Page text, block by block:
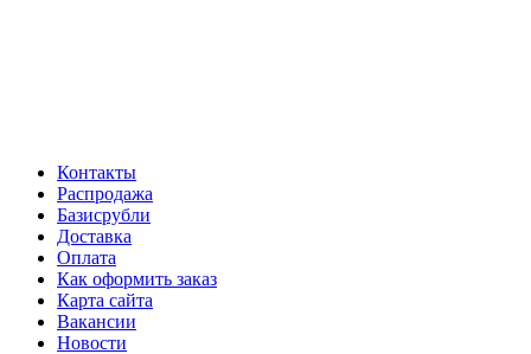
Контакты
Распродажа
Базисрубли
Доставка
Оплата
Как оформить заказ
Карта сайта
Вакансии
Новости